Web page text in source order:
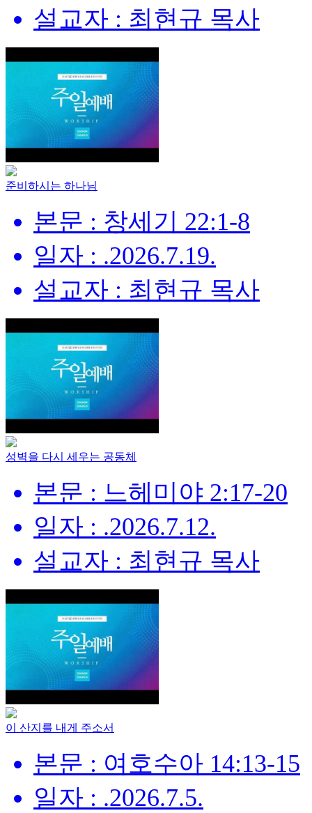
설교자 : 최현규 목사
준비하시는 하나님
본문 : 창세기 22:1-8
일자 : .2026.7.19.
설교자 : 최현규 목사
성벽을 다시 세우는 공동체
본문 : 느헤미야 2:17-20
일자 : .2026.7.12.
설교자 : 최현규 목사
이 산지를 내게 주소서
본문 : 여호수아 14:13-15
일자 : .2026.7.5.